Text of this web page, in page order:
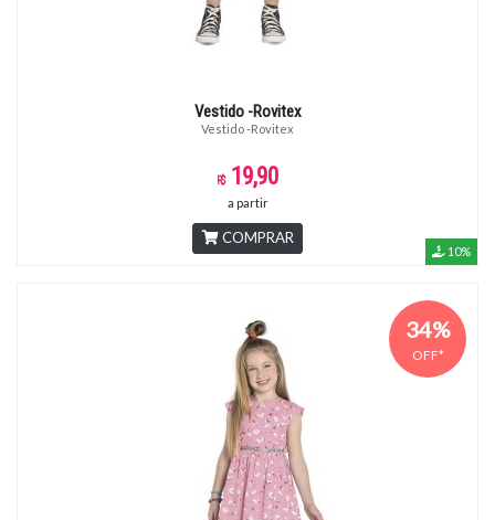
Vestido -Rovitex
Vestido -Rovitex
19,90
a partir
COMPRAR
10%
34%
OFF*